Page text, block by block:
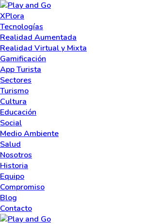
XPlora
Tecnologías
Realidad Aumentada
Realidad Virtual y Mixta
Gamificación
App Turista
Sectores
Turismo
Cultura
Educación
Social
Medio Ambiente
Salud
Nosotros
Historia
Equipo
Compromiso
Blog
Contacto